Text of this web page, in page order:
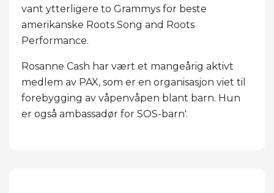
vant ytterligere to Grammys for beste
amerikanske Roots Song and Roots
Performance.
Rosanne Cash har vært et mangeårig aktivt
medlem av PAX, som er en organisasjon viet til
forebygging av våpenvåpen blant barn. Hun
er også ambassadør for SOS-barn'.